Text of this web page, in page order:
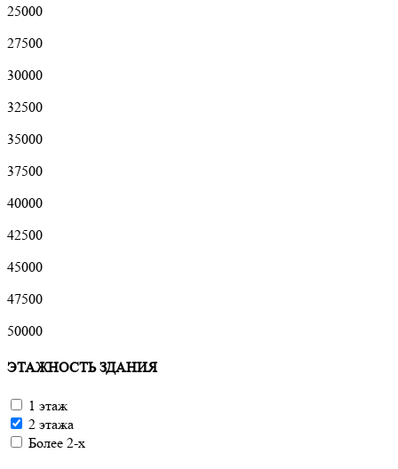
25000
27500
30000
32500
35000
37500
40000
42500
45000
47500
50000
ЭТАЖНОСТЬ ЗДАНИЯ
1 этаж
2 этажа
Более 2-х